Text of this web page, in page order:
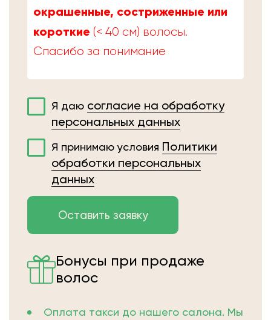
окрашенные, состриженные или
короткие (< 40 см) волосы.
Спасибо за понимание
Я даю согласие на обработку
персональных данных
Я принимаю условия Политики
обработки персональных
данных
Бонусы при продаже
волос
Оплата такси до нашего салона. Мы